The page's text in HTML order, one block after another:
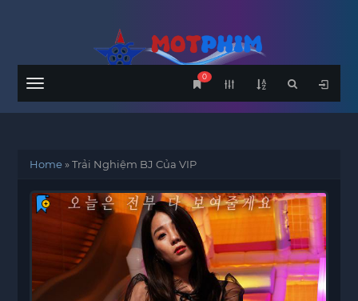
Menu
0
Home»Trải Nghiệm BJ Của VIP